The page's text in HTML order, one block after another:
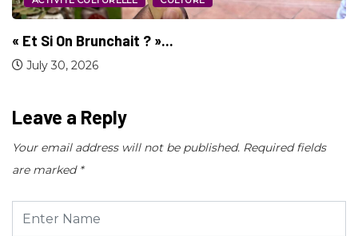
Jeux d’Amérique Centrale et des Caraïbes :...
July 29, 2026
Leave a Reply
Your email address will not be published. Required fields
are marked *